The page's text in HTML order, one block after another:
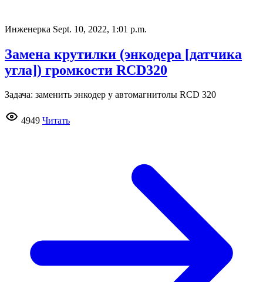
Инженерка Sept. 10, 2022, 1:01 p.m.
Замена крутилки (энкодера [датчика
угла]) громкости RCD320
Задача: заменить энкодер у автомагнитолы RCD 320
4949 Читать